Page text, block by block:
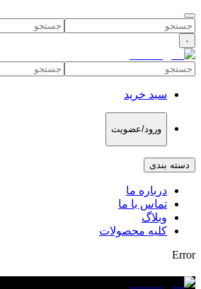
۰
سبد خرید
ورود/عضویت
دسته بندی
درباره ما
تماس با ما
وبلاگ
کلیه محصولات
Error